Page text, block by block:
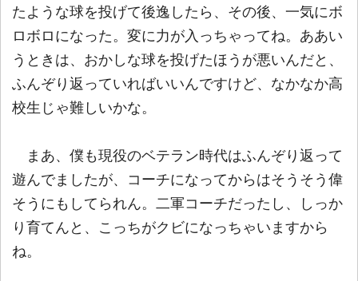
たような球を投げて後逸したら、その後、一気にボ
ロボロになった。変に力が入っちゃってね。ああい
うときは、おかしな球を投げたほうが悪いんだと、
ふんぞり返っていればいいんですけど、なかなか高
校生じゃ難しいかな。
まあ、僕も現役のベテラン時代はふんぞり返って
遊んでましたが、コーチになってからはそうそう偉
そうにもしてられん。二軍コーチだったし、しっか
り育てんと、こっちがクビになっちゃいますから
ね。